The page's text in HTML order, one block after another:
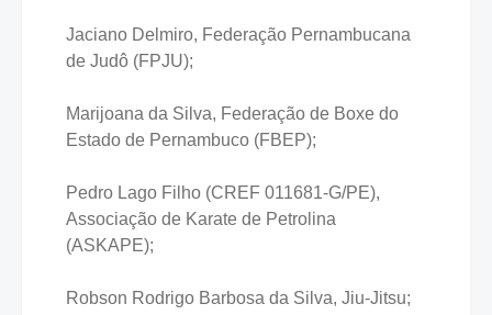
Jaciano Delmiro, Federação Pernambucana
de Judô (FPJU);
Marijoana da Silva, Federação de Boxe do
Estado de Pernambuco (FBEP);
Pedro Lago Filho (CREF 011681-G/PE),
Associação de Karate de Petrolina
(ASKAPE);
Robson Rodrigo Barbosa da Silva, Jiu-Jitsu;